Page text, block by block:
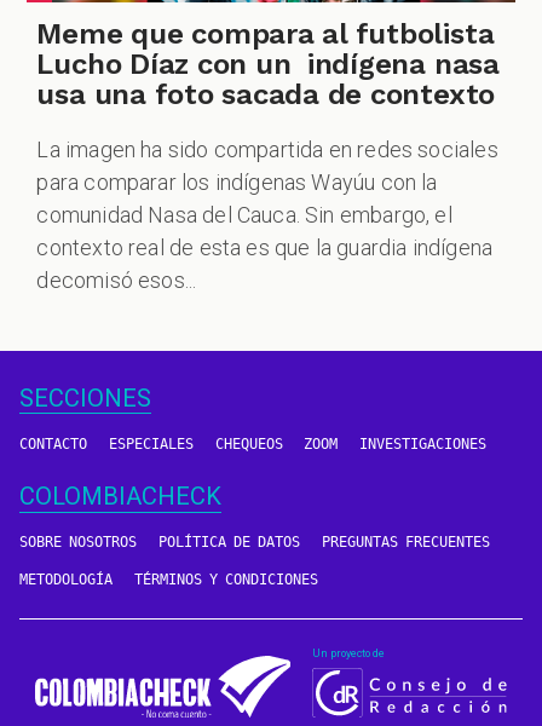
Meme que compara al futbolista
Lucho Díaz con un indígena nasa
usa una foto sacada de contexto
La imagen ha sido compartida en redes sociales
para comparar los indígenas Wayúu con la
comunidad Nasa del Cauca. Sin embargo, el
contexto real de esta es que la guardia indígena
decomisó esos...
SECCIONES
CONTACTO ESPECIALES CHEQUEOS ZOOM INVESTIGACIONES
COLOMBIACHECK
SOBRE NOSOTROS POLÍTICA DE DATOS PREGUNTAS FRECUENTES
METODOLOGÍA TÉRMINOS Y CONDICIONES
Un proyecto de